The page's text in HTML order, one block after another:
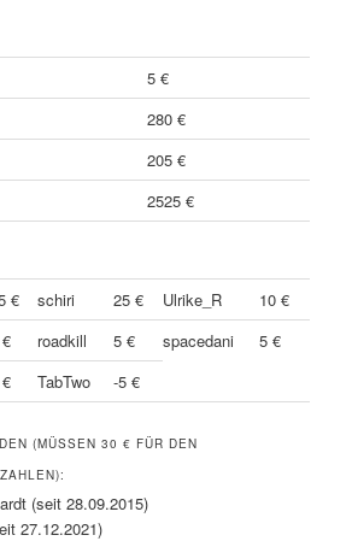
5 €
280 €
205 €
2525 €
€ schiri 25 € Ulrike_R
10 €
roadkill 5 € spacedani
5 €
TabTwo -5 €
(MÜSSEN 30 € FÜR DEN
(seit 28.09.2015)
27.12.2021)